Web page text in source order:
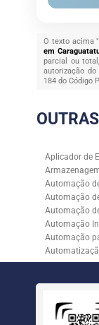
O texto acima "
em
parcial ou
autorização
184 do Código
OUTRAS
Aplicador de
Automação
Automação
Automação
Automação
Automação
Controle de
Empresa de
Empresa de